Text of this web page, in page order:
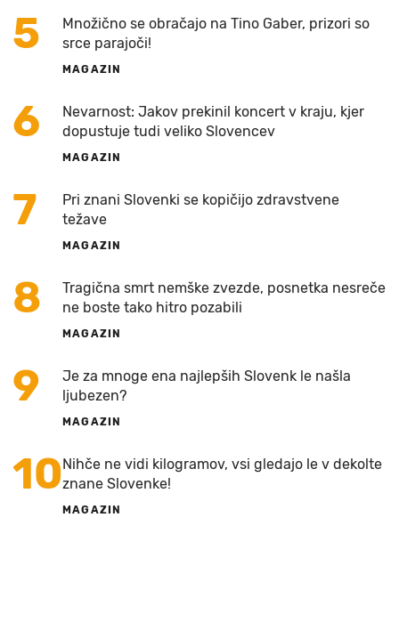
5
Množično se obračajo na Tino Gaber, prizori so
srce parajoči!
MAGAZIN
6
Nevarnost: Jakov prekinil koncert v kraju, kjer
dopustuje tudi veliko Slovencev
MAGAZIN
7
Pri znani Slovenki se kopičijo zdravstvene
težave
MAGAZIN
8
Tragična smrt nemške zvezde, posnetka nesreče
ne boste tako hitro pozabili
MAGAZIN
9
Je za mnoge ena najlepših Slovenk le našla
ljubezen?
MAGAZIN
10Nihče ne vidi kilogramov, vsi gledajo le v dekolte
znane Slovenke!
MAGAZIN